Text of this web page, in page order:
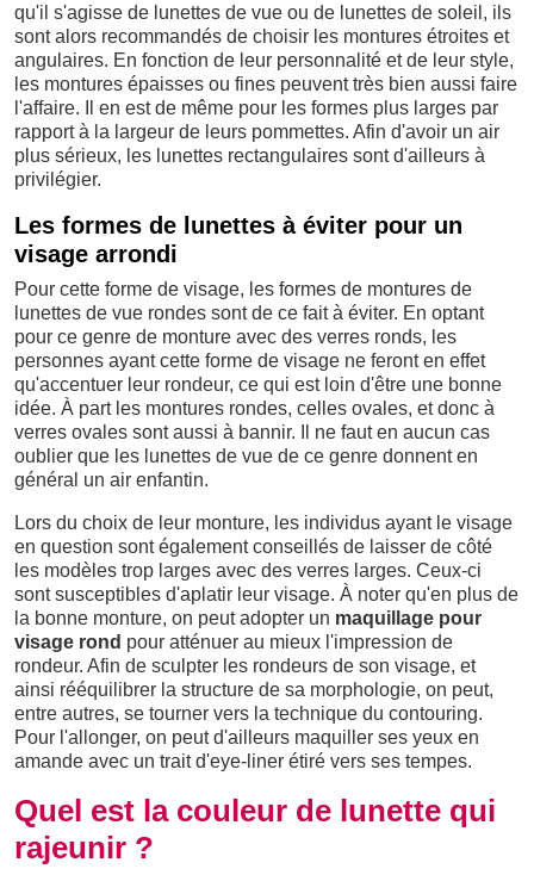
qu'il s'agisse de lunettes de vue ou de lunettes de soleil, ils
sont alors recommandés de choisir les montures étroites et
angulaires. En fonction de leur personnalité et de leur style,
les montures épaisses ou fines peuvent très bien aussi faire
l'affaire. Il en est de même pour les formes plus larges par
rapport à la largeur de leurs pommettes. Afin d'avoir un air
plus sérieux, les lunettes rectangulaires sont d'ailleurs à
privilégier.
Les formes de lunettes à éviter pour un
visage arrondi
Pour cette forme de visage, les formes de montures de
lunettes de vue rondes sont de ce fait à éviter. En optant
pour ce genre de monture avec des verres ronds, les
personnes ayant cette forme de visage ne feront en effet
qu'accentuer leur rondeur, ce qui est loin d'être une bonne
idée. À part les montures rondes, celles ovales, et donc à
verres ovales sont aussi à bannir. Il ne faut en aucun cas
oublier que les lunettes de vue de ce genre donnent en
général un air enfantin.
Lors du choix de leur monture, les individus ayant le visage
en question sont également conseillés de laisser de côté
les modèles trop larges avec des verres larges. Ceux-ci
sont susceptibles d'aplatir leur visage. À noter qu'en plus de
la bonne monture, on peut adopter un maquillage pour
visage rond pour atténuer au mieux l'impression de
rondeur. Afin de sculpter les rondeurs de son visage, et
ainsi rééquilibrer la structure de sa morphologie, on peut,
entre autres, se tourner vers la technique du contouring.
Pour l'allonger, on peut d'ailleurs maquiller ses yeux en
amande avec un trait d'eye-liner étiré vers ses tempes.
Quel est la couleur de lunette qui
rajeunir ?